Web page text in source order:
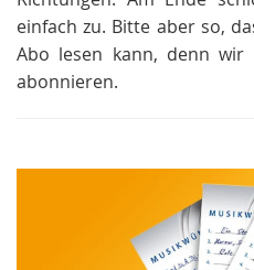
einfach zu. Bitte aber so,
Abo lesen kann, denn
abonnieren.